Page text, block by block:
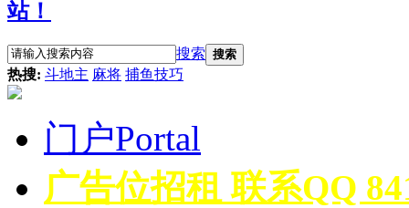
搜索 搜索
热搜: 斗地主 麻将 捕鱼技巧
门户Portal
广告位招租 联系QQ